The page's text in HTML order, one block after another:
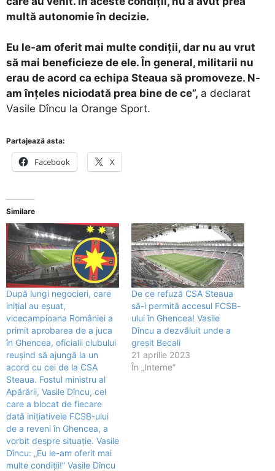
multă autonomie în decizie.
Eu le-am oferit mai multe condiţii, dar nu au vrut
să mai beneficieze de ele. În general, militarii nu
erau de acord ca echipa Steaua să promoveze. N-
am înţeles niciodată prea bine de ce”, a declarat
Vasile Dîncu la Orange Sport.
Partajează asta:
Facebook X
Similare
După lungi negocieri, care
inițial au eșuat,
vicecampioana României a
primit aprobarea de a juca
în Ghencea, oficialii clubului
reușind să ajungă la un
acord cu cei de la CSA
Steaua. Fostul ministru al
Apărării, Vasile Dîncu, cel
care a blocat de fiecare
dată inițiativele FCSB-ului
de a reveni în Ghencea, a
vorbit despre situație. Vasile
Dîncu: „Eu le-am oferit mai
multe condiții!” Vasile Dîncu
De ce refuză CSA Steaua
să-i permită accesul FCSB-
ului în Ghencea! Vasile
Dîncu a dezvăluit unde a
greșit Becali
21 aprilie 2023
În „Interne”